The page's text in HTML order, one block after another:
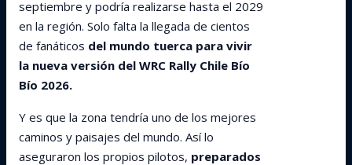
septiembre y podría realizarse hasta el 2029
en la región. Solo falta la llegada de cientos
de fanáticos del mundo tuerca para vivir
la nueva versión del WRC Rally Chile Bío
Bío 2026.
Y es que la zona tendría uno de los mejores
caminos y paisajes del mundo. Así lo
aseguraron los propios pilotos, preparados